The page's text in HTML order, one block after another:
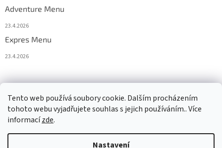
Tento web používá soubory cookie. Dalším procházením
tohoto webu vyjadřujete souhlas s jejich používáním.. Více
informacízde.
Nastavení
Adventure Menu
23.4.2026
Expres Menu
23.4.2026